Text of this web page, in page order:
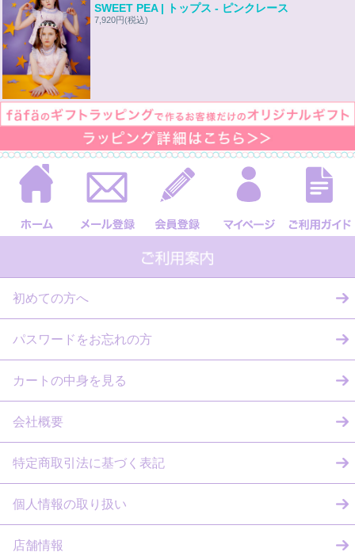
SWEET PEA | トップス - ピンクレース
7,920円(税込)
初めての方へ
パスワードをお忘れの方
カートの中身を見る
会社概要
特定商取引法に基づく表記
個人情報の取り扱い
店舗情報